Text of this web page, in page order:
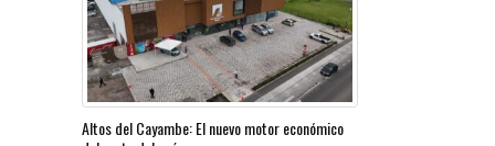
Altos del Cayambe: El nuevo motor económico